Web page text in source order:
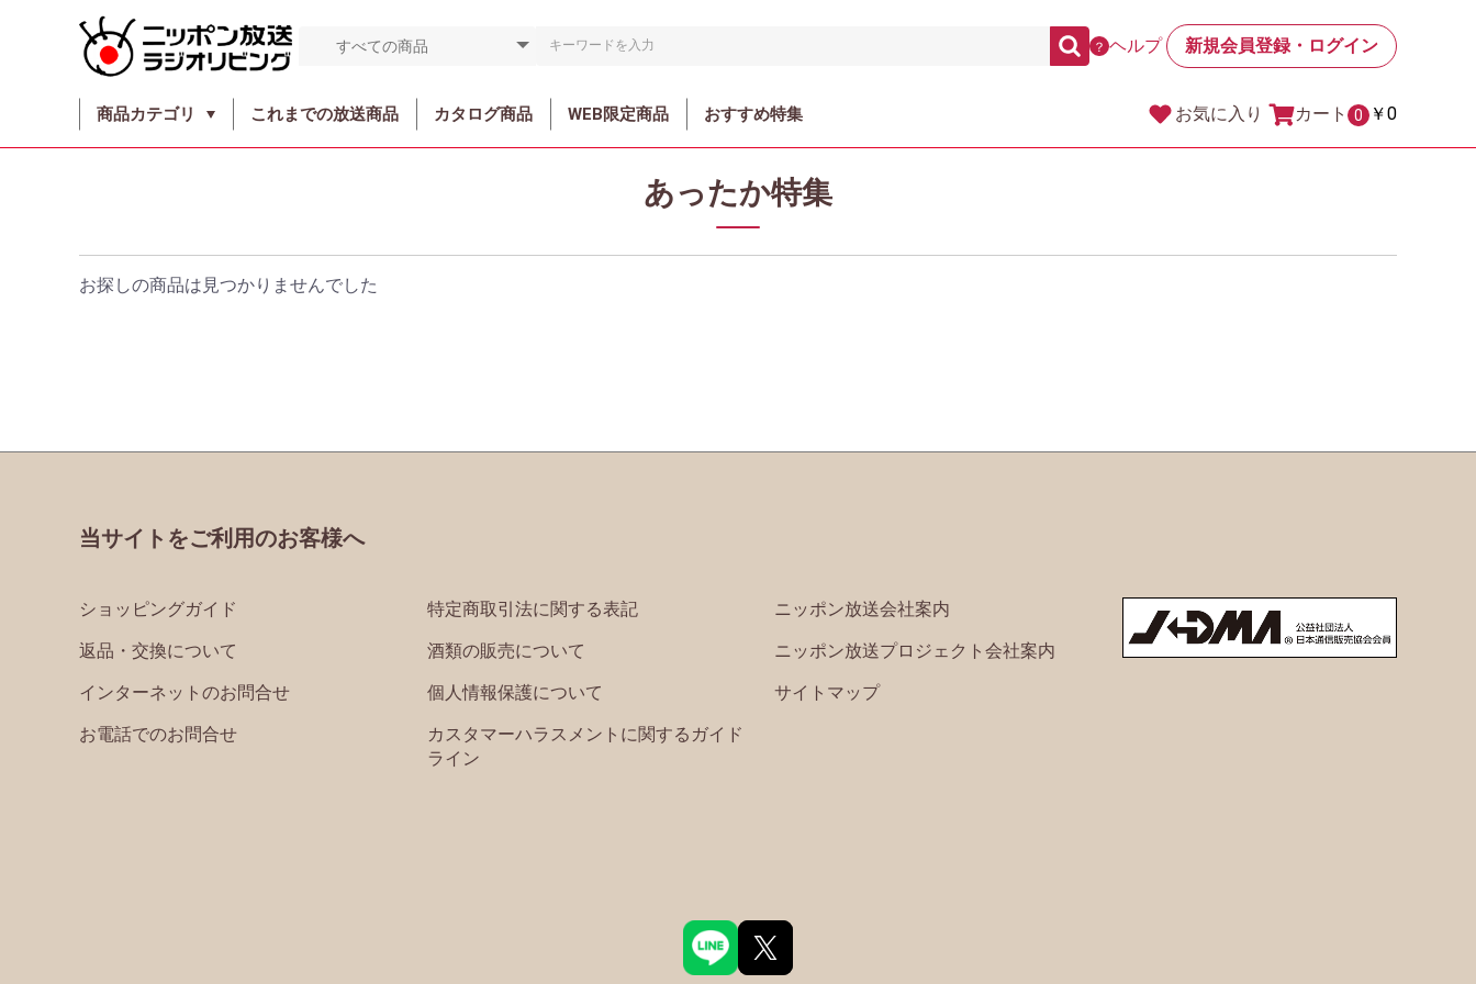
？ ヘルプ 新規会員登録・ログイン
商品カテゴリ これまでの放送商品 カタログ商品 WEB限定商品 おすすめ特集 お気に入り カート 0 ￥0
あったか特集
お探しの商品は見つかりませんでした
当サイトをご利用のお客様へ
ショッピングガイド
返品・交換について
インターネットのお問合せ
お電話でのお問合せ
特定商取引法に関する表記
酒類の販売について
個人情報保護について
カスタマーハラスメントに関するガイド
ライン
ニッポン放送会社案内
ニッポン放送プロジェクト会社案内
サイトマップ